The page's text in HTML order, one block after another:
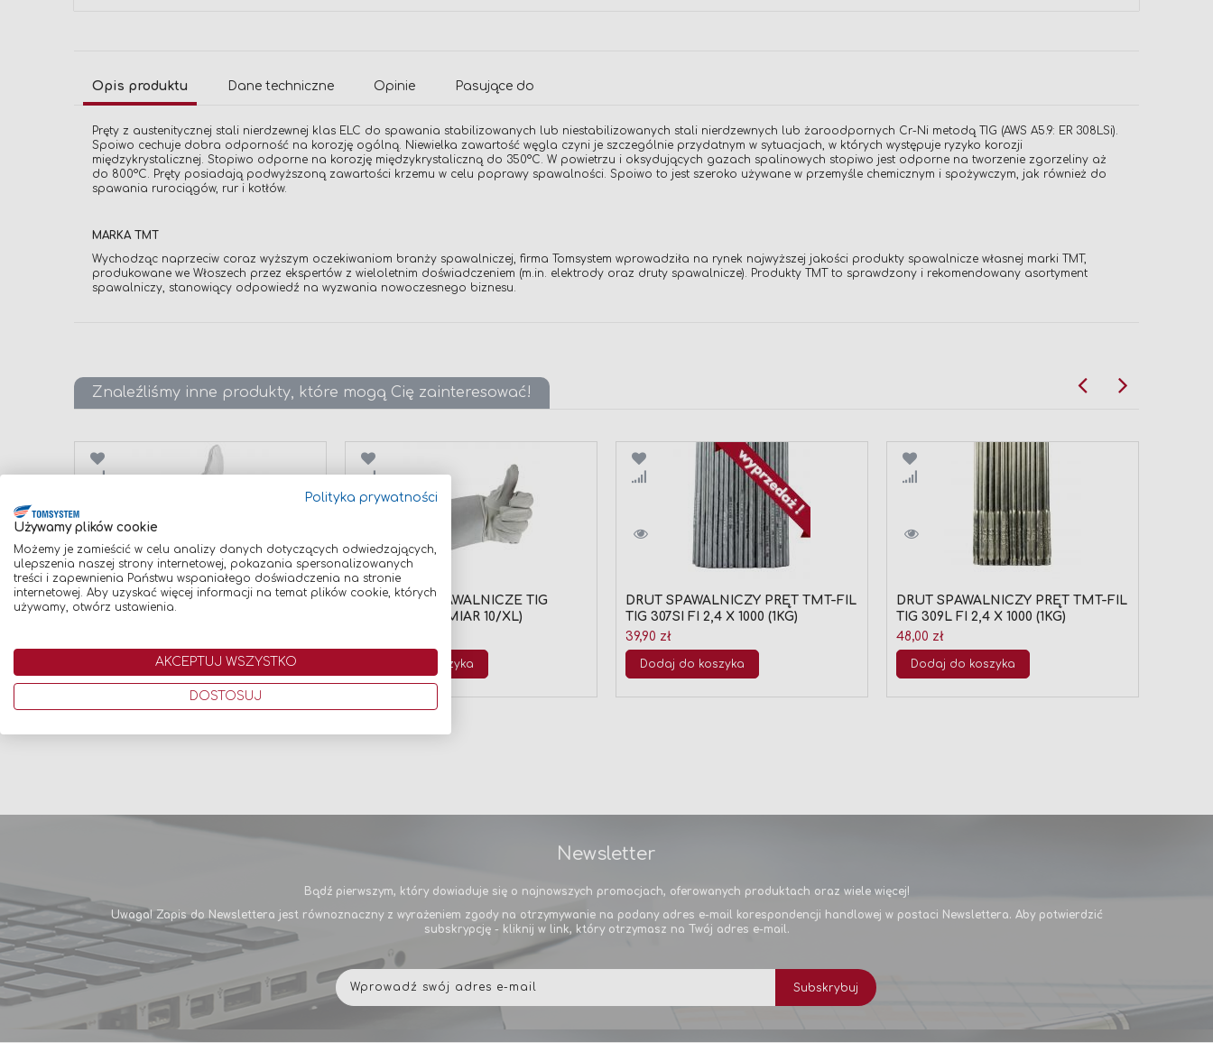
Opis produktu
Pręty z austenitycznej stali nierdzewnej klas ELC do spawania stabilizowanych lub niestabilizowanych stali nierdzewnych lub żaroodpornych Cr-Ni metodą TIG (AWS A5.9: ER 308LSi).
Spoiwo cechuje dobra odporność na korozję ogólną. Niewielka zawartość węgla czyni je szczególnie przydatnym w sytuacjach, w których występuje ryzyko korozji
międzykrystalicznej. Stopiwo odporne na korozję międzykrystaliczną do 350°C. W powietrzu i oksydujących gazach spalinowych stopiwo jest odporne na tworzenie zgorzeliny aż
do 800°C. Pręty posiadają podwyższoną zawartości krzemu w celu poprawy spawalności. Spoiwo to jest szeroko używane w przemyśle chemicznym i spożywczym, jak również do
spawania rurociągów, rur i kotłów.
MARKA TMT
Wychodząc naprzeciw coraz wyższym oczekiwaniom branży spawalniczej, firma Tomsystem wprowadziła na rynek najwyższej jakości produkty spawalnicze własnej marki TMT,
produkowane we Włoszech przez ekspertów z wieloletnim doświadczeniem (m.in. elektrody oraz druty spawalnicze). Produkty TMT to sprawdzony i rekomendowany asortyment
spawalniczy, stanowiący odpowiedź na wyzwania nowoczesnego biznesu.
Dane techniczne Opinie Pasujące do
Znaleźliśmy inne produkty, które mogą Cię zainteresować!
Porównaj
RĘKAWICE ROBOCZE OCHRONNE
Dodaj do koszyka
Porównaj
RĘKAWICE SPAWALNICZE TIG
(DŁUGIE, ROZMIAR 10/XL)
Dodaj do koszyka
Porównaj
DRUT SPAWALNICZY PRĘT TMT-FIL
TIG 307SI FI 2,4 X 1000 (1KG)
39,90 zł
Dodaj do koszyka
Porównaj
DRUT SPAWALNICZY PRĘT TMT-FIL
TIG 309L FI 2,4 X 1000 (1KG)
48,00 zł
Dodaj do koszyka
Newsletter
Bądź pierwszym, który dowiaduje się o najnowszych promocjach, oferowanych produktach oraz wiele więcej!
Uwaga! Zapis do Newslettera jest równoznaczny z wyrażeniem zgody na otrzymywanie na podany adres e-mail korespondencji handlowej w postaci Newslettera. Aby potwierdzić
subskrypcję - kliknij w link, który otrzymasz na Twój adres e-mail.
newsletter:
Subskrybuj
Polityka prywatności
Używamy plików cookie
Możemy je zamieścić w celu analizy danych dotyczących odwiedzających,
ulepszenia naszej strony internetowej, pokazania spersonalizowanych
treści i zapewnienia Państwu wspaniałego doświadczenia na stronie
internetowej. Aby uzyskać więcej informacji na temat plików cookie, których
używamy, otwórz ustawienia.
AKCEPTUJ WSZYSTKO
DOSTOSUJ